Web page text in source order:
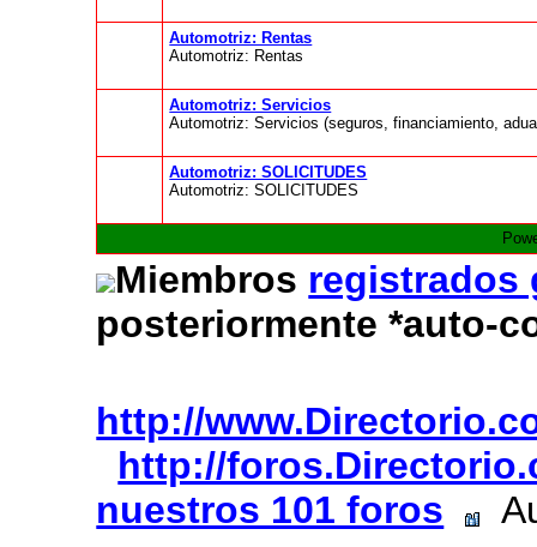
Automotriz: Rentas
Automotriz: Rentas
Automotriz: Servicios
Automotriz: Servicios (seguros, financiamiento,
Automotriz: SOLICITUDES
Automotriz: SOLICITUDES
Miembros registrados
posteriormente *auto-
http://
http://
nuestros 101 foros